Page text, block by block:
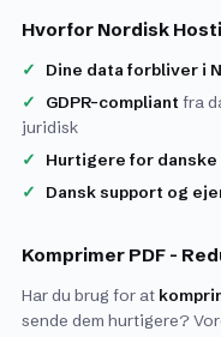
Hvorfor Nordisk
Dine data forbliver i
GDPR-compliant fra
juridisk
Hurtigere for danske
Dansk support og
Komprimer PDF -
Har du brug for at
sende dem hurtigere?